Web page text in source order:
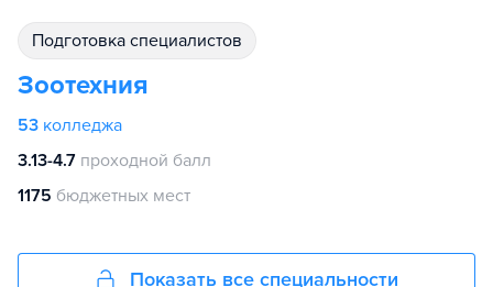
подготовка специалистов
Зоотехния
53 колледжа
3.13-4.7 проходной балл
1175 бюджетных мест
Показать все специальности